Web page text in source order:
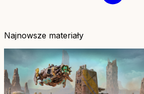
Najnowsze materiały